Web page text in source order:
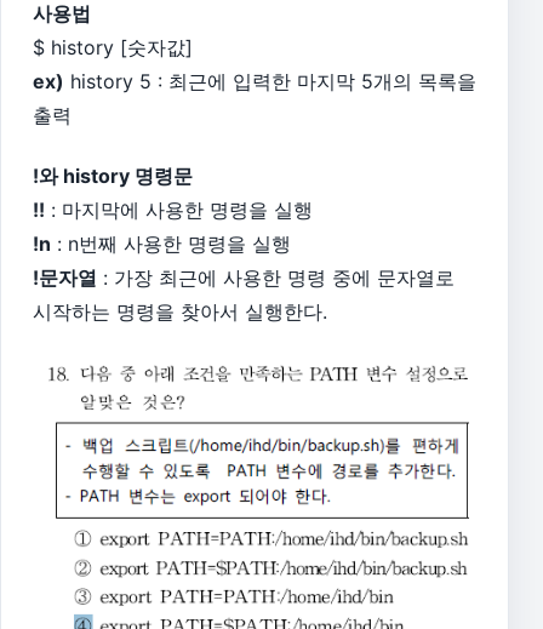
사용법
$ history [숫자값]
ex) history 5 : 최근에 입력한 마지막 5개의 목록을
출력
!와 history 명령문
!! : 마지막에 사용한 명령을 실행
!n : n번째 사용한 명령을 실행
!문자열 : 가장 최근에 사용한 명령 중에 문자열로
시작하는 명령을 찾아서 실행한다.